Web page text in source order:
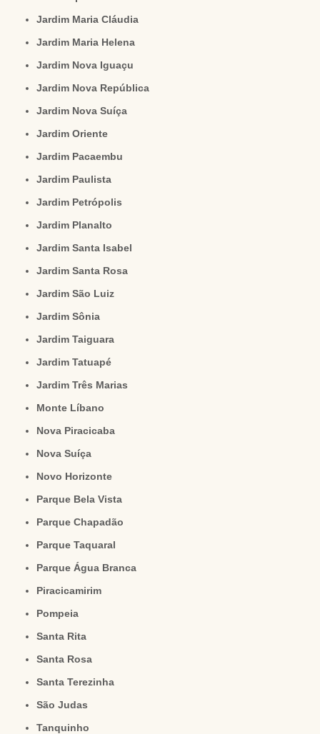
Jardim Maria Cláudia
Jardim Maria Helena
Jardim Nova Iguaçu
Jardim Nova República
Jardim Nova Suíça
Jardim Oriente
Jardim Pacaembu
Jardim Paulista
Jardim Petrópolis
Jardim Planalto
Jardim Santa Isabel
Jardim Santa Rosa
Jardim São Luiz
Jardim Sônia
Jardim Taiguara
Jardim Tatuapé
Jardim Três Marias
Monte Líbano
Nova Piracicaba
Nova Suíça
Novo Horizonte
Parque Bela Vista
Parque Chapadão
Parque Taquaral
Parque Água Branca
Piracicamirim
Pompeia
Santa Rita
Santa Rosa
Santa Terezinha
São Judas
Tanquinho